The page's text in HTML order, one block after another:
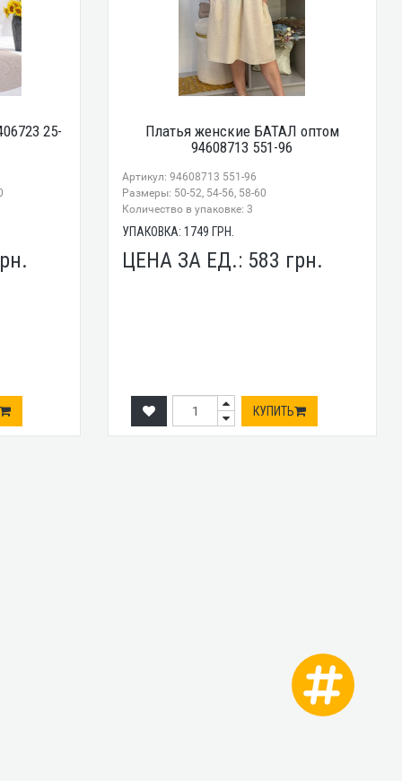
25-
Платья женские БАТАЛ оптом
94608713 551-96
Артикул: 94608713 551-96
Размеры: 50-52, 54-56, 58-60
Количество в упаковке: 3
УПАКОВКА:1749 ГРН.
ЦЕНА ЗА ЕД.: 583 грн.
КУПИТЬ